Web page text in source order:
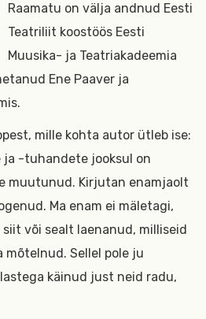
Raamatu on välja andnud Eesti
Teatriliit koostöös Eesti
Muusika- ja Teatriakadeemia
Ene Paaver ja
mille kohta autor ütleb ise:
ja -tuhandete jooksul on
muutunud. Kirjutan enamjaolt
Ma enam ei mäletagi,
või sealt laenanud, milliseid
mõtelnud. Sellel pole ju
käinud just neid radu,